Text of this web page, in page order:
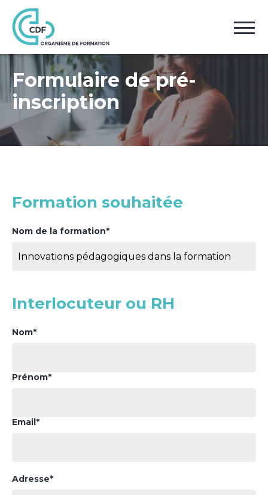
Accueil Pré-inscription
Formulaire de pré-
inscription
Formation souhaitée
Nom de la formation*
Interlocuteur ou RH
Nom*
Prénom*
Email*
Adresse*